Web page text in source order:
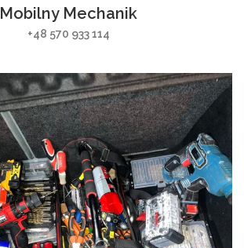
Mobilny Mechanik
+48 570 933 114